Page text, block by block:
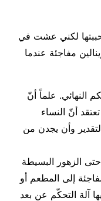
لكني عشت في
مفاجئة عندما
النهائي. علماً أنّ
أنّ النساء
وأن يجدن من
الزهور البسيطة
إلى المطعم أو
آلة التحكّم عن بعد